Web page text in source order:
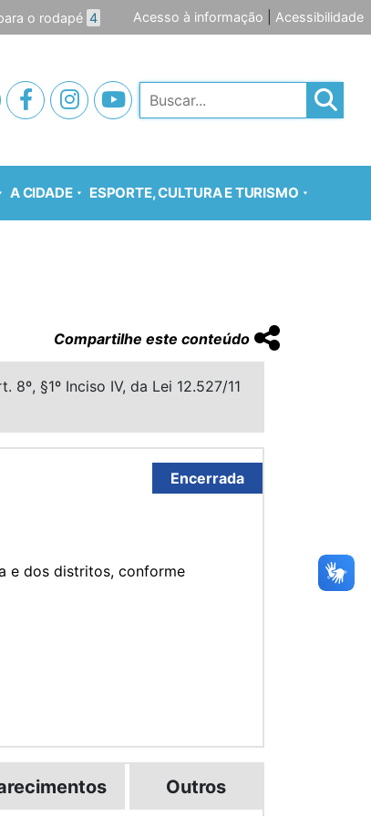
o rodapé 4 Acesso à informação Acessibilidade
Pesquisar
A CIDADE ESPORTE, CULTURA E TURISMO
Compartilhe este conteúdo
§1º Inciso IV, da Lei 12.527/11
Encerrada
e dos distritos, conforme
Outros